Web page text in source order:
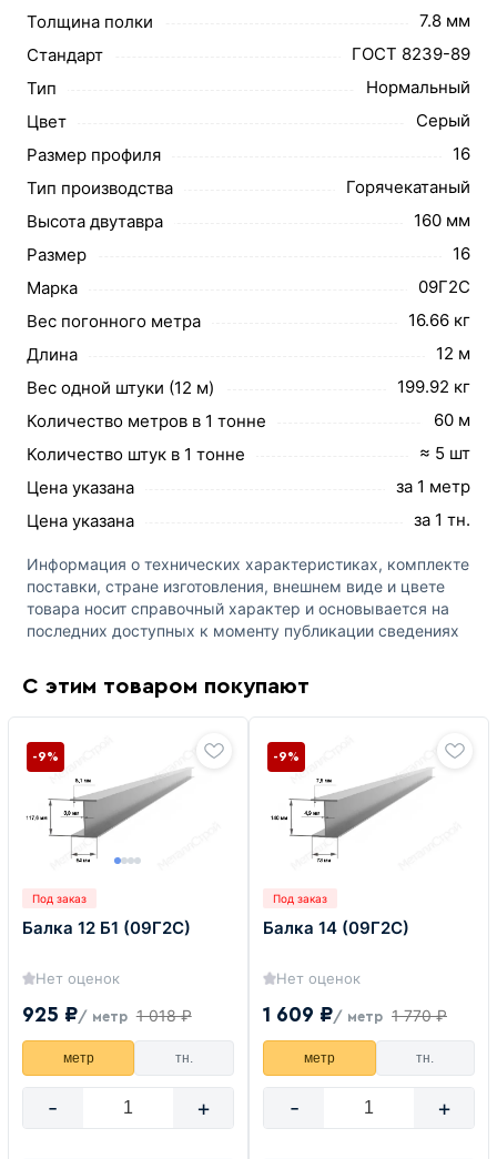
Толщина полки
7.8 мм
Стандарт
ГОСТ 8239-89
Тип
Нормальный
Цвет
Серый
Размер профиля
16
Тип производства
Горячекатаный
Высота двутавра
160 мм
Размер
16
Марка
09Г2С
Вес погонного метра
16.66 кг
Длина
12 м
Вес одной штуки (12 м)
199.92 кг
Количество метров в 1 тонне
60 м
Количество штук в 1 тонне
≈ 5 шт
Цена указана
за 1 метр
Цена указана
за 1 тн.
Информация о технических характеристиках, комплекте
поставки, стране изготовления, внешнем виде и цвете
товара носит справочный характер и основывается на
последних доступных к моменту публикации сведениях
С этим товаром покупают
Под заказ
Балка 12 Б1 (09Г2С)
Нет оценок
925 ₽/ метр 1 018 ₽
-9%
метр тн.
- +
Под заказ
Балка 14 (09Г2С)
Нет оценок
1 609 ₽/ метр 1 770 ₽
-9%
метр тн.
- +